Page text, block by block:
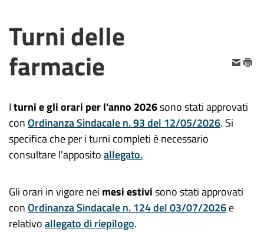
Turni delle
farmacie
Iturni e gli orari per l'anno 2026sono stati approvati
conOrdinanza Sindacale n. 93 del 12/05/2026. Si
specifica che per i turni completi è necessario
consultare l'appositoallegato.
Gli orari in vigore nei mesi estivisono stati approvati
conOrdinanza Sindacale n. 124 del 03/07/2026e
relativoallegato di riepilogo.